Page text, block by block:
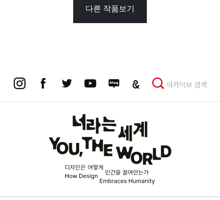
다른 작품보기
아카이브 검색